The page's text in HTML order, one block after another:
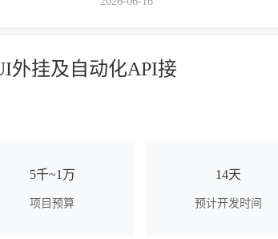
外挂及自动化API接
5千~1万
项目预算
14天
预计开发时间